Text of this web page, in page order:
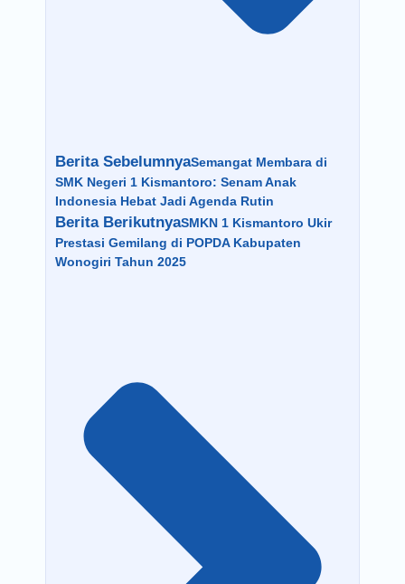
Berita SebelumnyaSemangat Membara di
SMK Negeri 1 Kismantoro: Senam Anak
Indonesia Hebat Jadi Agenda Rutin
Berita BerikutnyaSMKN 1 Kismantoro Ukir
Prestasi Gemilang di POPDA Kabupaten
Wonogiri Tahun 2025